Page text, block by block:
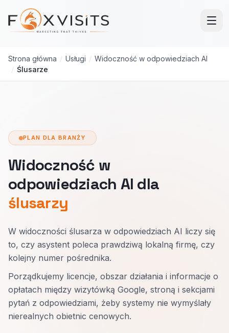
Przejdź do treści głównej
Strona główna / Usługi / Widoczność w odpowiedziach AI
/ Ślusarze
PLAN DLA BRANŻY
Widoczność w
odpowiedziach AI dla
ślusarzy
W widoczności ślusarza w odpowiedziach AI liczy się
to, czy asystent poleca prawdziwą lokalną firmę, czy
kolejny numer pośrednika.
Porządkujemy licencje, obszar działania i informacje o
opłatach między wizytówką Google, stroną i sekcjami
pytań z odpowiedziami, żeby systemy nie wymyślały
nierealnych obietnic cenowych.